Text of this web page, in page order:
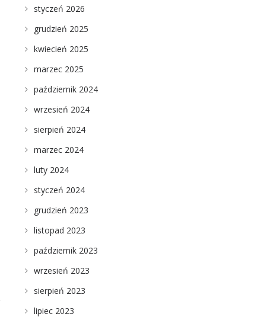
styczeń 2026
grudzień 2025
kwiecień 2025
marzec 2025
październik 2024
wrzesień 2024
sierpień 2024
marzec 2024
luty 2024
styczeń 2024
grudzień 2023
listopad 2023
październik 2023
wrzesień 2023
sierpień 2023
lipiec 2023